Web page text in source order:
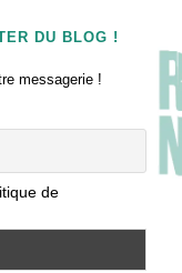
DU BLOG !
messagerie !
de